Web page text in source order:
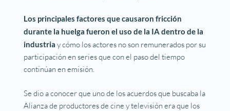
Los principales factores que causaron fricción
durante la huelga fueron el uso de la IA dentro de la
industria y cómo los actores no son remunerados por su
participación en series que con el paso del tiempo
continúan en emisión.
Se dio a conocer que uno de los acuerdos que buscaba la
Alianza de productores de cine y televisión era que los